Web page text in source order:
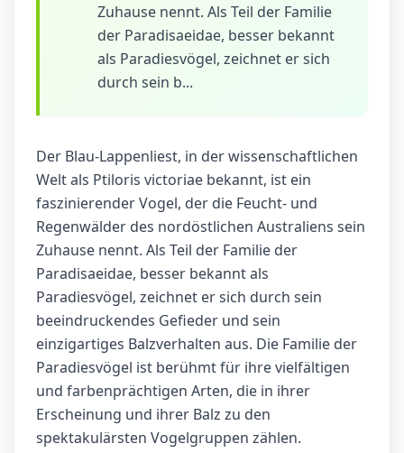
Zuhause nennt. Als Teil der Familie
der Paradisaeidae, besser bekannt
als Paradiesvögel, zeichnet er sich
durch sein b...
Der Blau-Lappenliest, in der wissenschaftlichen
Welt als Ptiloris victoriae bekannt, ist ein
faszinierender Vogel, der die Feucht- und
Regenwälder des nordöstlichen Australiens sein
Zuhause nennt. Als Teil der Familie der
Paradisaeidae, besser bekannt als
Paradiesvögel, zeichnet er sich durch sein
beeindruckendes Gefieder und sein
einzigartiges Balzverhalten aus. Die Familie der
Paradiesvögel ist berühmt für ihre vielfältigen
und farbenprächtigen Arten, die in ihrer
Erscheinung und ihrer Balz zu den
spektakulärsten Vogelgruppen zählen.